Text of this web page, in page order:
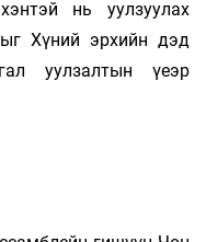
нь уулзуулах
Хүний эрхийн дэд
уулзалтын үеэр